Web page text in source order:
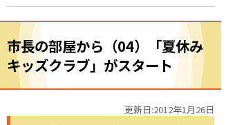
市長の部屋から（04）「夏休み
キッズクラブ」がスタート
更新日:2012年1月26日